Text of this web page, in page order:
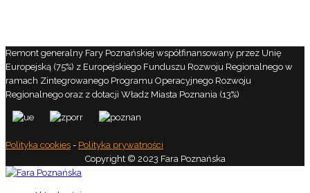
Remont generalny Fary Poznańskiej współfinansowany przez Unię
Europejską (75%) z Europejskiego Funduszu Rozwoju Regionalnego w
ramach Zintegrowanego Programu Operacyjnego Rozwoju
Regionalnego oraz z dotacji Władz Miasta Poznania (13%)
Polityka cookies - Polityka prywatności
Copyright © 2023 Fara Poznańska